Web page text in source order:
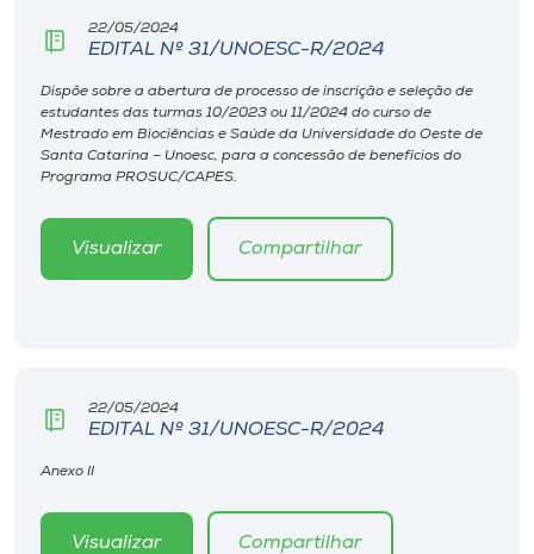
Museu
Unoesc
Store
22/05/2024
EDITAL Nº 31/UNOESC-R/2024
Dispõe sobre a abertura de processo de inscrição e seleção de
estudantes das turmas 10/2023 ou 11/2024 do curso de
Mestrado em Biociências e Saúde da Universidade do Oeste de
Santa Catarina – Unoesc, para a concessão de benefícios do
Programa PROSUC/CAPES.
Visualizar Compartilhar
22/05/2024
EDITAL Nº 31/UNOESC-R/2024
Anexo II
Visualizar Compartilhar